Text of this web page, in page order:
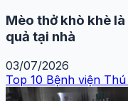
Mèo thở khò khè
quả tại nhà
03/07/2026
Top 10 Bệnh viện